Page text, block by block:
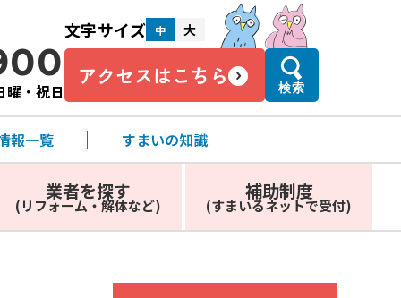
曜・祝日
文字サイズ 中 大
アクセスはこちら 検索
報一覧 すまいの知識
業者を探す
(リフォーム・解体など)
補助制度
(すまいるネットで受付)